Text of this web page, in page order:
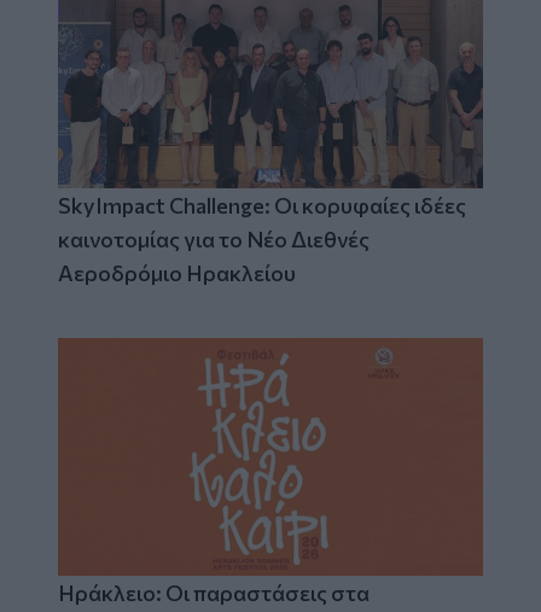
SkyImpact Challenge: Οι κορυφαίες ιδέες
καινοτομίας για το Νέο Διεθνές
Αεροδρόμιο Ηρακλείου
Ηράκλειο: Οι παραστάσεις στα